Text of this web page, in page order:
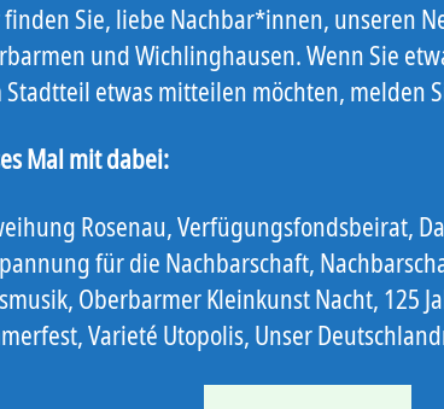
Sie, liebe Nachbar*innen, unseren
und Wichlinghausen. Wenn Sie
Stadtteil etwas mitteilen möchten, melden
Mal mit dabei:
Rosenau, Verfügungsfondsbeirat,
für die Nachbarschaft,
Oberbarmer Kleinkunst Nacht, 125
Varieté Utopolis, Unser